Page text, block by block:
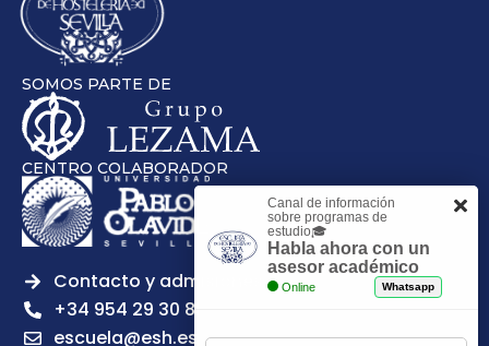
SOMOS PARTE DE
CENTRO COLABORADOR
Contacto y admisiones
+34 954 29 30 81
escuela@esh.es
Canal de información
sobre programas de
estudio🎓
Habla ahora con un
asesor académico
Online Whatsapp